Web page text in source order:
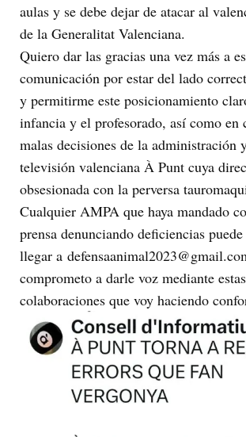
aulas y se debe dejar de atacar al
de la Generalitat Valenciana.
Quiero dar las gracias una vez más a
comunicación por estar del lado
y permitirme este posicionamiento
infancia y el profesorado, así como en
malas decisiones de la administración
televisión valenciana À Punt cuya
obsesionada con la perversa
Cualquier AMPA que haya mandado
prensa denunciando deficiencias
llegar a
comprometo a darle voz mediante estas
colaboraciones que voy haciendo